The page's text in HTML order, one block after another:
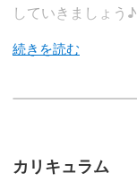
していきましょう♪
♪
カリキュラム